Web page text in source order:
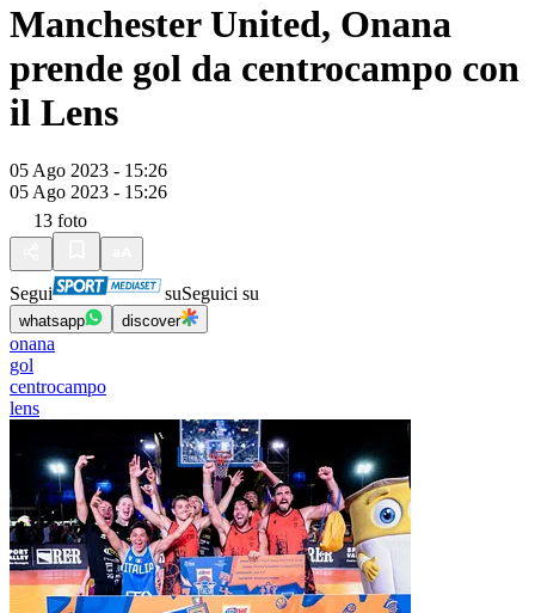
Manchester United, Onana
prende gol da centrocampo con
il Lens
05 Ago 2023 - 15:26
05 Ago 2023 - 15:26
13 foto
Segui suSeguici su
whatsapp discover
onana
gol
centrocampo
lens